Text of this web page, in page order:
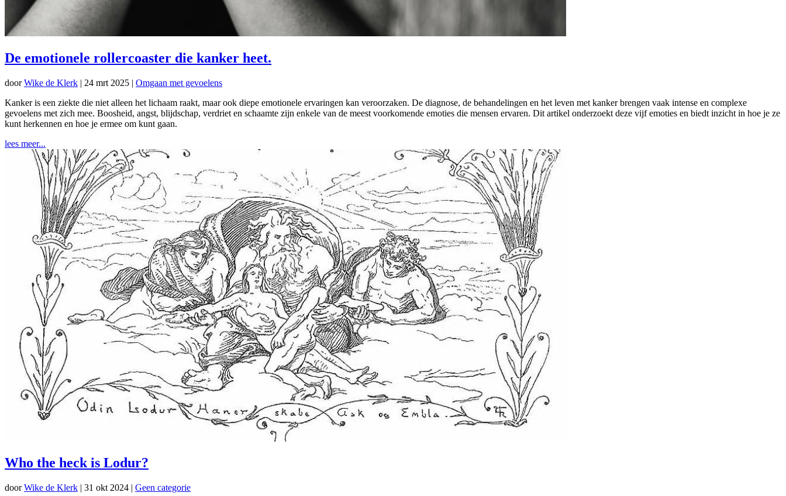
De emotionele rollercoaster die kanker heet.
doorWike de Klerk | 24 mrt 2025 | Omgaan met gevoelens
Kanker is een ziekte die niet alleen het lichaam raakt, maar ook diepe emotionele ervaringen kan veroorzaken. De diagnose, de behandelingen en het leven met kanker brengen vaak intense en complexe
gevoelens met zich mee. Boosheid, angst, blijdschap, verdriet en schaamte zijn enkele van de meest voorkomende emoties die mensen ervaren. Dit artikel onderzoekt deze vijf emoties en biedt inzicht in hoe je ze
kunt herkennen en hoe je ermee om kunt gaan.
lees meer...
Who the heck is Lodur?
doorWike de Klerk | 31 okt 2024 | Geen categorie